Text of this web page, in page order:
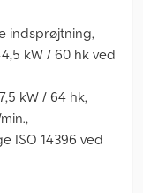
indsprøjtning,
kW / 60 hk ved
kW / 64 hk,
ISO 14396 ved